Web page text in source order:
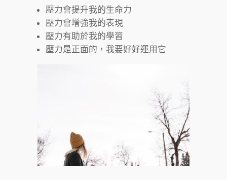
壓力會提升我的生命力
壓力會增強我的表現
壓力有助於我的學習
壓力是正面的，我要好好運用它